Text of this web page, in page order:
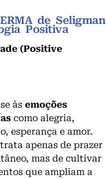
de Seligman
Positiva
(Positive
às emoções
como alegria,
esperança e amor.
apenas de prazer
mas de cultivar
que ampliam a